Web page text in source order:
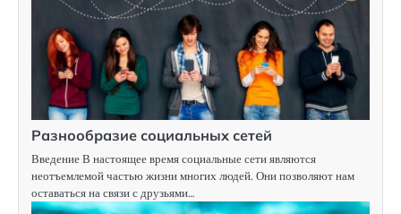
Разнообразие социальных сетей
Введение В настоящее время социальные сети являются
неотъемлемой частью жизни многих людей. Они позволяют нам
оставаться на связи с друзьями…